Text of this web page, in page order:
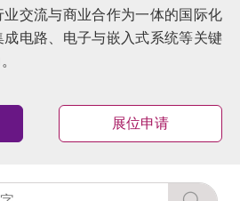
交流与商业合作为一体的国际化
电路、电子与嵌入式系统等关键
展位申请